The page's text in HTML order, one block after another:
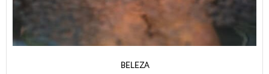
BELEZA